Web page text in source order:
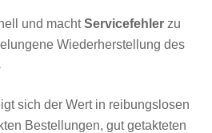
und machtServicefehler zu
Wiederherstellung des
sich der Wert in reibungslosen
Bestellungen, gut getakteten